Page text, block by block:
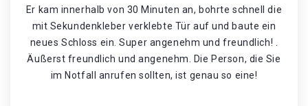
Er kam innerhalb von 30 Minuten an, bohrte schnell die
mit Sekundenkleber verklebte Tür auf und baute ein
neues Schloss ein. Super angenehm und freundlich! .
Äußerst freundlich und angenehm. Die Person, die Sie
im Notfall anrufen sollten, ist genau so eine!